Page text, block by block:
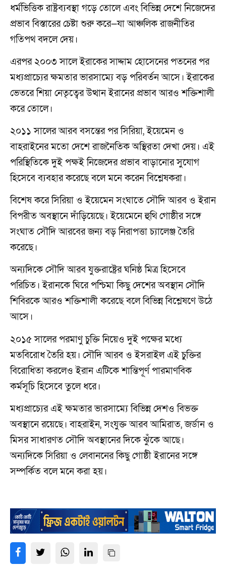
ধর্মভিত্তিক রাষ্ট্রব্যবস্থা গড়ে তোলে এবং বিভিন্ন দেশে নিজেদের
প্রভাব বিস্তারের চেষ্টা শুরু করে—যা আঞ্চলিক রাজনীতির
গতিপথ বদলে দেয়।
এরপর ২০০৩ সালে ইরাকের সাদ্দাম হোসেনের পতনের পর
মধ্যপ্রাচ্যের ক্ষমতার ভারসাম্যে বড় পরিবর্তন আসে। ইরাকের
ভেতরে শিয়া নেতৃত্বের উত্থান ইরানের প্রভাব আরও শক্তিশালী
করে তোলে।
২০১১ সালের আরব বসন্তের পর সিরিয়া, ইয়েমেন ও
বাহরাইনের মতো দেশে রাজনৈতিক অস্থিরতা দেখা দেয়। এই
পরিস্থিতিকে দুই পক্ষই নিজেদের প্রভাব বাড়ানোর সুযোগ
হিসেবে ব্যবহার করেছে বলে মনে করেন বিশ্লেষকরা।
বিশেষ করে সিরিয়া ও ইয়েমেন সংঘাতে সৌদি আরব ও ইরান
বিপরীত অবস্থানে দাঁড়িয়েছে। ইয়েমেনে হুথি গোষ্ঠীর সঙ্গে
সংঘাত সৌদি আরবের জন্য বড় নিরাপত্তা চ্যালেঞ্জ তৈরি
করেছে।
অন্যদিকে সৌদি আরব যুক্তরাষ্ট্রের ঘনিষ্ঠ মিত্র হিসেবে
পরিচিত। ইরানকে ঘিরে পশ্চিমা কিছু দেশের অবস্থান সৌদি
শিবিরকে আরও শক্তিশালী করেছে বলে বিভিন্ন বিশ্লেষণে উঠে
আসে।
২০১৫ সালের পরমাণু চুক্তি নিয়েও দুই পক্ষের মধ্যে
মতবিরোধ তৈরি হয়। সৌদি আরব ও ইসরাইল এই চুক্তির
বিরোধিতা করলেও ইরান এটিকে শান্তিপূর্ণ পারমাণবিক
কর্মসূচি হিসেবে তুলে ধরে।
মধ্যপ্রাচ্যের এই ক্ষমতার ভারসাম্যে বিভিন্ন দেশও বিভক্ত
অবস্থানে রয়েছে। বাহরাইন, সংযুক্ত আরব আমিরাত, জর্ডান ও
মিসর সাধারণত সৌদি অবস্থানের দিকে ঝুঁকে আছে।
অন্যদিকে সিরিয়া ও লেবাননের কিছু গোষ্ঠী ইরানের সঙ্গে
সম্পর্কিত বলে মনে করা হয়।